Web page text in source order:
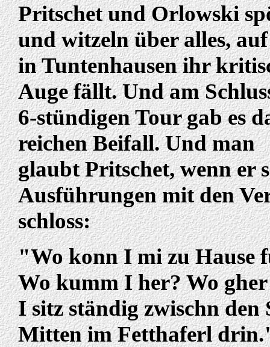
Pritschet und Orlowski
und witzeln über alles,
in Tuntenhausen ihr
Auge fällt. Und am
6-stündigen Tour gab es
reichen Beifall. Und man
glaubt Pritschet, wenn er
Ausführungen mit den
schloss:
"Wo konn I mi zu Hause
Wo kumm I her? Wo
I sitz ständig zwischn den
Mitten im Fetthaferl